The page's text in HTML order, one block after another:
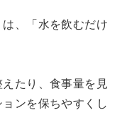
、「水を飲むだけ
たり、食事量を見
ンを保ちやすくし